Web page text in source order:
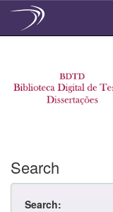
Search
Search: